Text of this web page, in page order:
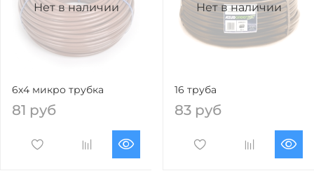
Нет в наличии
6х4 микро трубка
81 руб
Нет в наличии
16 труба
83 руб